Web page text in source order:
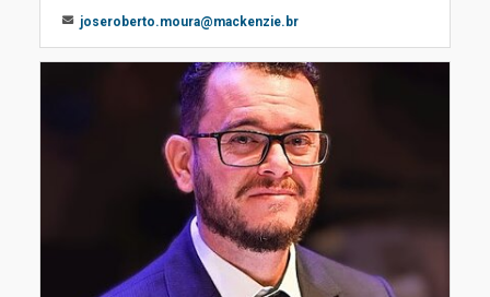
joseroberto.moura@mackenzie.br